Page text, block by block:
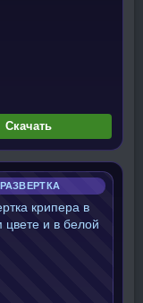
Скачать
РАЗВЕРТКА